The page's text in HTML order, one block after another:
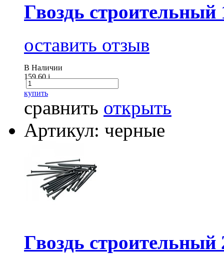
Гвоздь строительный
оставить отзыв
В Наличии
159.60i
купить
сравнить открыть
Артикул: черные
Гвоздь строительный